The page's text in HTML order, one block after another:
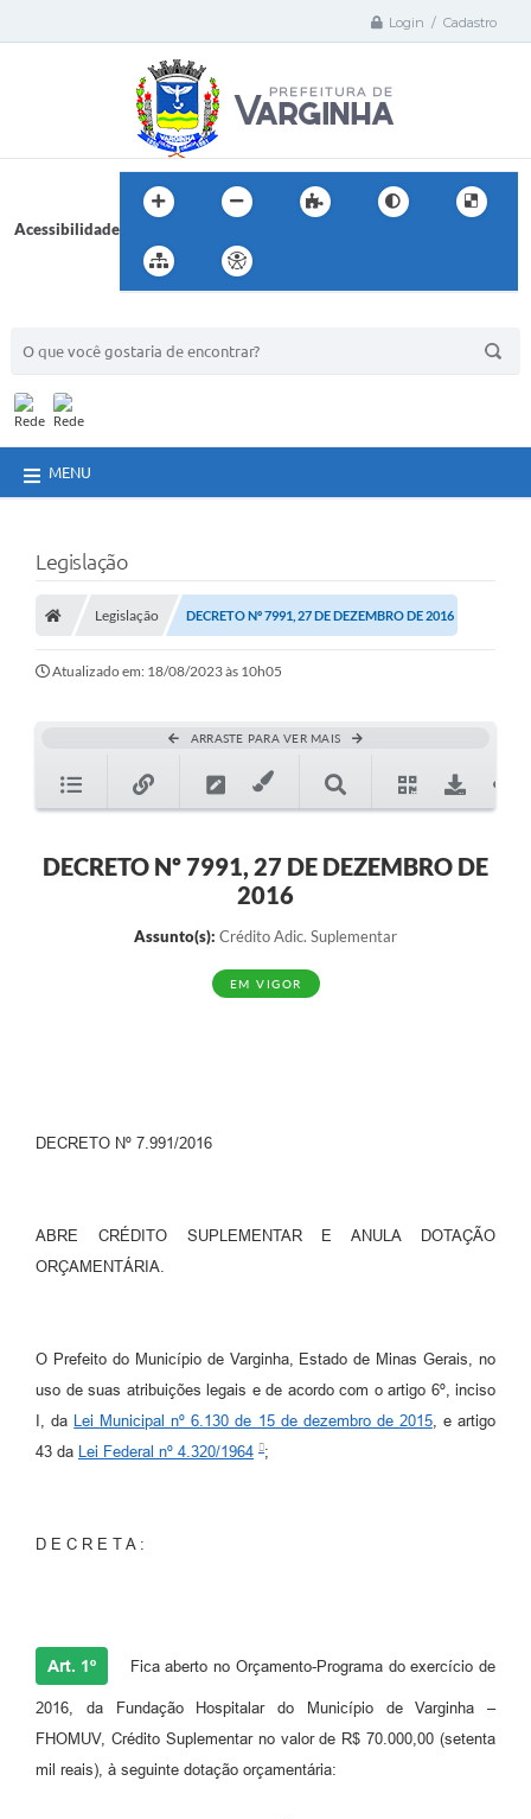
Login / Cadastro
Acessibilidade
MENU
Legislação
Legislação DECRETO Nº 7991, 27 DE DEZEMBRO DE 2016
Atualizado em: 18/08/2023 às 10h05
ARRASTE PARA VER MAIS
DECRETO Nº 7991, 27 DE DEZEMBRO DE
2016
Assunto(s): Crédito Adic. Suplementar
EM VIGOR
DECRETO Nº 7.991/2016
ABRE CRÉDITO SUPLEMENTAR E ANULA DOTAÇÃO
ORÇAMENTÁRIA.
O Prefeito do Município de Varginha, Estado de Minas Gerais, no
uso de suas atribuições legais e de acordo com o artigo 6º, inciso
I, da
Lei Municipal nº 6.130 de 15 de dezembro de 2015, e artigo
43 da Lei Federal nº 4.320/1964 ;
D E C R E T A :
Art. 1º Fica aberto no Orçamento-Programa do exercício de
2016, da Fundação Hospitalar do Município de Varginha –
FHOMUV, Crédito Suplementar no valor de R$ 70.000,00 (setenta
mil reais), à seguinte dotação orçamentária: